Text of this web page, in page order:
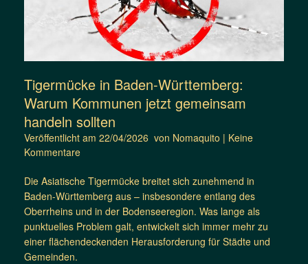
Tigermücke in Baden-Württemberg:
Warum Kommunen jetzt gemeinsam
handeln sollten
Veröffentlicht am 22/04/2026 von Nomaquito | Keine
Kommentare
Die Asiatische Tigermücke breitet sich zunehmend in
Baden-Württemberg aus – insbesondere entlang des
Oberrheins und in der Bodenseeregion. Was lange als
punktuelles Problem galt, entwickelt sich immer mehr zu
einer flächendeckenden Herausforderung für Städte und
Gemeinden.